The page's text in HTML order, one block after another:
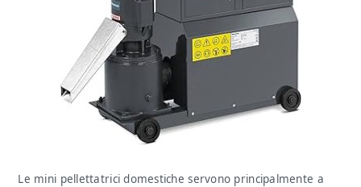
Le mini pellettatrici domestiche servono principalmente a